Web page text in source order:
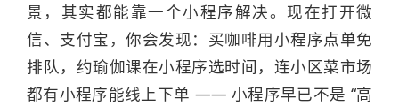
景，其实都能靠一个小程序解决。现在打开微
信、支付宝，你会发现：买咖啡用小程序点单免
排队，约瑜伽课在小程序选时间，连小区菜市场
都有小程序能线上下单 —— 小程序早已不是 “高